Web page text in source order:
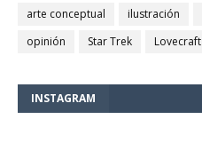
arte conceptual
ilustración
opinión
Star Trek Lovecraft
INSTAGRAM